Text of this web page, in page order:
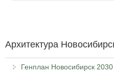
Архитектура
Генплан Новосибирск 2030